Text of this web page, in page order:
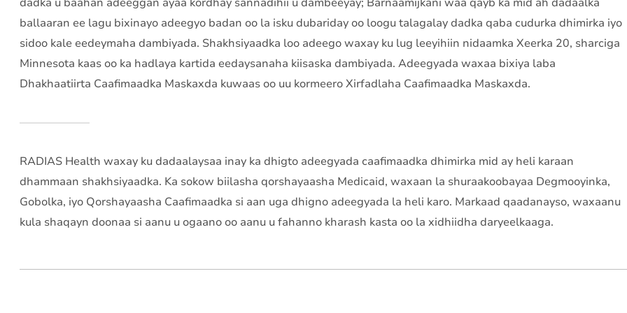
ballaaran ee lagu bixinayo adeegyo badan oo la isku dubariday oo loogu talagalay dadka qaba cudurka dhimirka iyo
sidoo kale eedeymaha dambiyada. Shakhsiyaadka loo adeego waxay ku lug leeyihiin nidaamka Xeerka 20, sharciga
Minnesota kaas oo ka hadlaya kartida eedaysanaha kiisaska dambiyada. Adeegyada waxaa bixiya laba
Dhakhaatiirta Caafimaadka Maskaxda kuwaas oo uu kormeero Xirfadlaha Caafimaadka Maskaxda.
RADIAS Health waxay ku dadaalaysaa inay ka dhigto adeegyada caafimaadka dhimirka mid ay heli karaan
dhammaan shakhsiyaadka. Ka sokow biilasha qorshayaasha Medicaid, waxaan la shuraakoobayaa Degmooyinka,
Gobolka, iyo Qorshayaasha Caafimaadka si aan uga dhigno adeegyada la heli karo. Markaad qaadanayso, waxaanu
kula shaqayn doonaa si aanu u ogaano oo aanu u fahanno kharash kasta oo la xidhiidha daryeelkaaga.